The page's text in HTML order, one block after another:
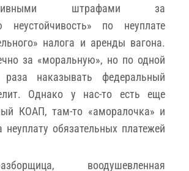
штрафами за
неустойчивость» по неуплате
налога и аренды вагона.
за «моральную», но по одной
наказывать федеральный
Однако у нас-то есть еще
КОАП, там-то «аморалочка» и
неуплату обязательных платежей
разборщица, воодушевленная